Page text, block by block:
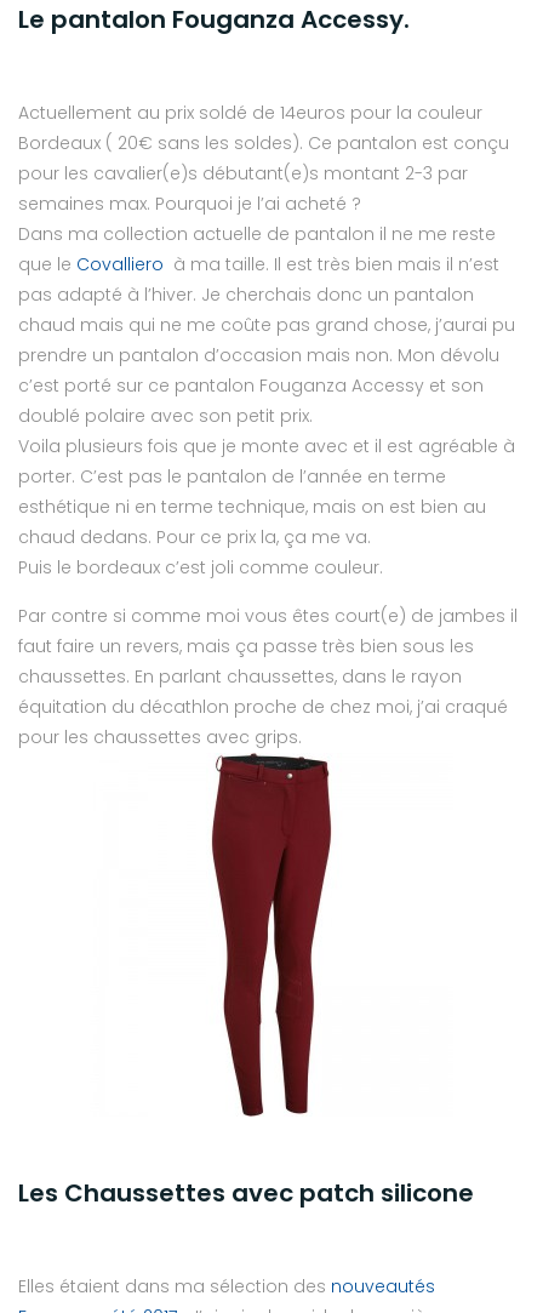
Le pantalon Fouganza Accessy.
Actuellement au prix soldé de 14euros pour la couleur
Bordeaux ( 20€ sans les soldes). Ce pantalon est conçu
pour les cavalier(e)s débutant(e)s montant 2-3 par
semaines max. Pourquoi je l’ai acheté ?
Dans ma collection actuelle de pantalon il ne me reste
que le Covalliero à ma taille. Il est très bien mais il n’est
pas adapté à l’hiver. Je cherchais donc un pantalon
chaud mais qui ne me coûte pas grand chose, j’aurai pu
prendre un pantalon d’occasion mais non. Mon dévolu
c’est porté sur ce pantalon Fouganza Accessy et son
doublé polaire avec son petit prix.
Voila plusieurs fois que je monte avec et il est agréable à
porter. C’est pas le pantalon de l’année en terme
esthétique ni en terme technique, mais on est bien au
chaud dedans. Pour ce prix la, ça me va.
Puis le bordeaux c’est joli comme couleur.
Par contre si comme moi vous êtes court(e) de jambes il
faut faire un revers, mais ça passe très bien sous les
chaussettes. En parlant chaussettes, dans le rayon
équitation du décathlon proche de chez moi, j’ai craqué
pour les chaussettes avec grips.
Les Chaussettes avec patch silicone
Elles étaient dans ma sélection des nouveautés